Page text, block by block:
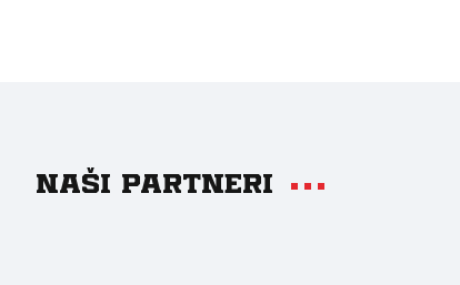
Naši partneri